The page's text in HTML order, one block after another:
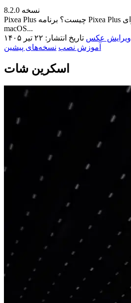
نسخه 8.2.0
Pixea Plus چیست؟ برنامه Pixea Plus یک نمایشگر تصویر برای
macOS...
ویرایش عکس تاریخ انتشار: ۲۲ تیر ۱۴۰۵
آموزش نصب نسخه‌های پیشین
اسکرین شات